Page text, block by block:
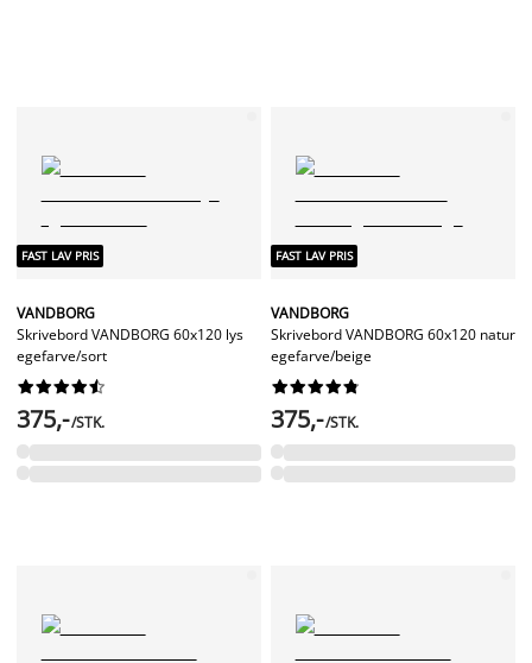
FAST LAV PRIS
VANDBORG
Skrivebord VANDBORG 60x120 lys
egefarve/sort






375,-/STK.
FAST LAV PRIS
VANDBORG
Skrivebord VANDBORG 60x120 natur
egefarve/beige






375,-/STK.